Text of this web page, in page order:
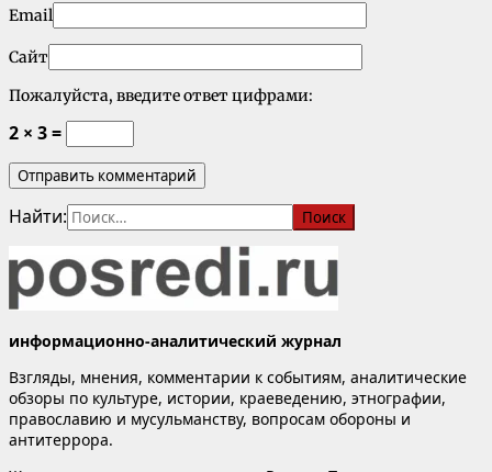
Email
Сайт
Пожалуйста, введите ответ цифрами:
2 × 3 =
Найти:
информационно-аналитический журнал
Взгляды, мнения, комментарии к событиям, аналитические
обзоры по культуре, истории, краеведению, этнографии,
православию и мусульманству, вопросам обороны и
антитеррора.